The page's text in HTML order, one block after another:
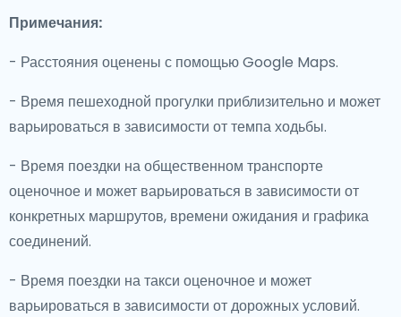
Примечания:
- Расстояния оценены с помощью Google Maps.
- Время пешеходной прогулки приблизительно и может
варьироваться в зависимости от темпа ходьбы.
- Время поездки на общественном транспорте
оценочное и может варьироваться в зависимости от
конкретных маршрутов, времени ожидания и графика
соединений.
- Время поездки на такси оценочное и может
варьироваться в зависимости от дорожных условий.